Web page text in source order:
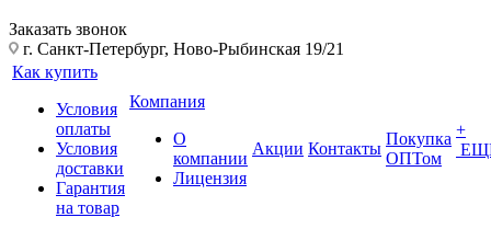
Заказать звонок
г. Санкт-Петербург, Ново-Рыбинская 19/21
Как купить
Условия
оплаты
Условия
доставки
Гарантия
на товар
Компания
О
компании
Лицензия
Акции Контакты
Покупка
ОПТом
+